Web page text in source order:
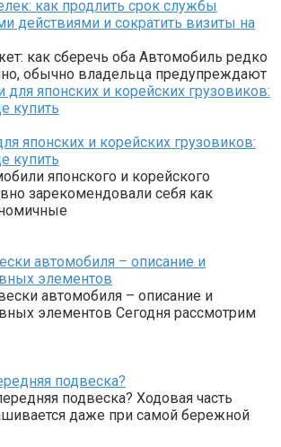
как продлить срок службы
действиями и сократить визиты на
как сберечь оба Автомобиль редко
обычно владельца предупреждают
японских и корейских грузовиков:
купить
японского и корейского
зарекомендовали себя как
автомобиля – описание и
элементов
автомобиля – описание и
элементов Сегодня рассмотрим
подвеска?
подвеска? Ходовая часть
даже при самой бережной